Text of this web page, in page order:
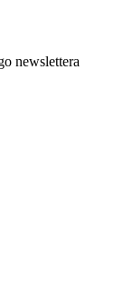
newslettera